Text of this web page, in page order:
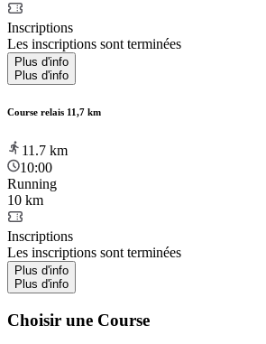
Inscriptions
Les inscriptions sont terminées
Plus d'info
Plus d'info
Course relais 11,7 km
11.7 km
10:00
Running
10 km
Inscriptions
Les inscriptions sont terminées
Plus d'info
Plus d'info
Choisir une Course